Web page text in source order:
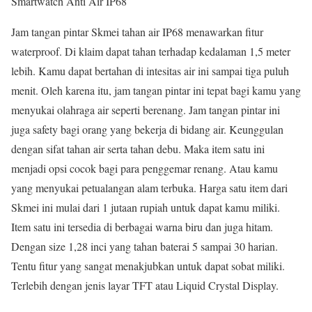
Jam tangan pintar Skmei tahan air IP68 menawarkan fitur
waterproof. Di klaim dapat tahan terhadap kedalaman 1,5 meter
lebih. Kamu dapat bertahan di intesitas air ini sampai tiga puluh
menit. Oleh karena itu, jam tangan pintar ini tepat bagi kamu yang
menyukai olahraga air seperti berenang. Jam tangan pintar ini
juga safety bagi orang yang bekerja di bidang air. Keunggulan
dengan sifat tahan air serta tahan debu. Maka item satu ini
menjadi opsi cocok bagi para penggemar renang. Atau kamu
yang menyukai petualangan alam terbuka. Harga satu item dari
Skmei ini mulai dari 1 jutaan rupiah untuk dapat kamu miliki.
Item satu ini tersedia di berbagai warna biru dan juga hitam.
Dengan size 1,28 inci yang tahan baterai 5 sampai 30 harian.
Tentu fitur yang sangat menakjubkan untuk dapat sobat miliki.
Terlebih dengan jenis layar TFT atau Liquid Crystal Display.